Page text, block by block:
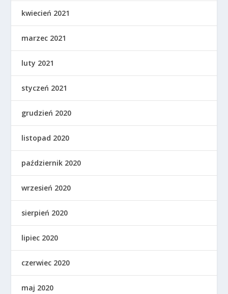
kwiecień 2021
marzec 2021
luty 2021
styczeń 2021
grudzień 2020
listopad 2020
październik 2020
wrzesień 2020
sierpień 2020
lipiec 2020
czerwiec 2020
maj 2020